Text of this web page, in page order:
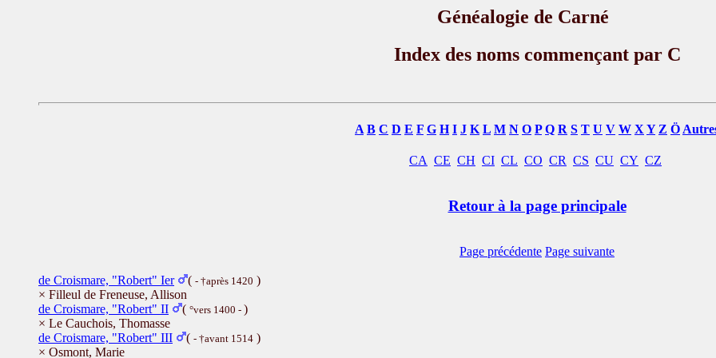
Généalogie de Carné
Index des noms commençant par C
A B C D E F G H I J K L M N O P Q R S T U V W X Y Z Ö
CA CE CH CI CL CO CR CS CU CY CZ
Retour à la page principale
Page précédente Page suivante
de Croismare, "Robert" Ier ( - †après 1420 )
× Filleul de Freneuse, Allison
de Croismare, "Robert" II
( °vers 1400 - )
× Le Cauchois, Thomasse
de Croismare, "Robert" III
( - †avant 1514 )
× Osmont, Marie